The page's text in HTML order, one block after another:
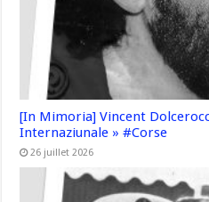
[In Mimoria] Vincent
Internaziunale » #Corse
26 juillet 2026